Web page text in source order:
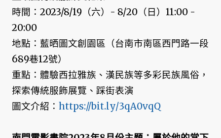
時間：2023/8/19（六）- 8/20（日）11:00 -
20:00
地點：藍晒圖文創園區（台南市南區西門路一段
689巷12號）
重點：體驗西拉雅族、漢民族等多彩民族風俗，
探索傳統服飾展覽、踩街表演
圖文介紹： https://bit.ly/3qA0vqQ